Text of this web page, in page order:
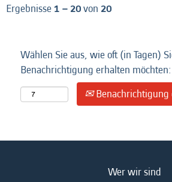
Ergebnisse1 – 20von 20
Wählen Sie aus, wie oft (in Tagen)
Benachrichtigung erhalten möchten:
Benachrichtigung
Wer wir sind